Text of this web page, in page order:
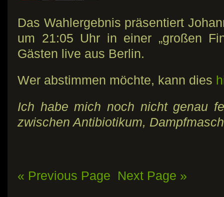
Das Wahlergebnis präsentiert
um 21:05 Uhr in einer „großen
Gästen live aus Berlin.
Wer abstimmen möchte, kann dies
Ich habe mich noch nicht genau
zwischen Antibiotikum,
« Previous Page Next Page »